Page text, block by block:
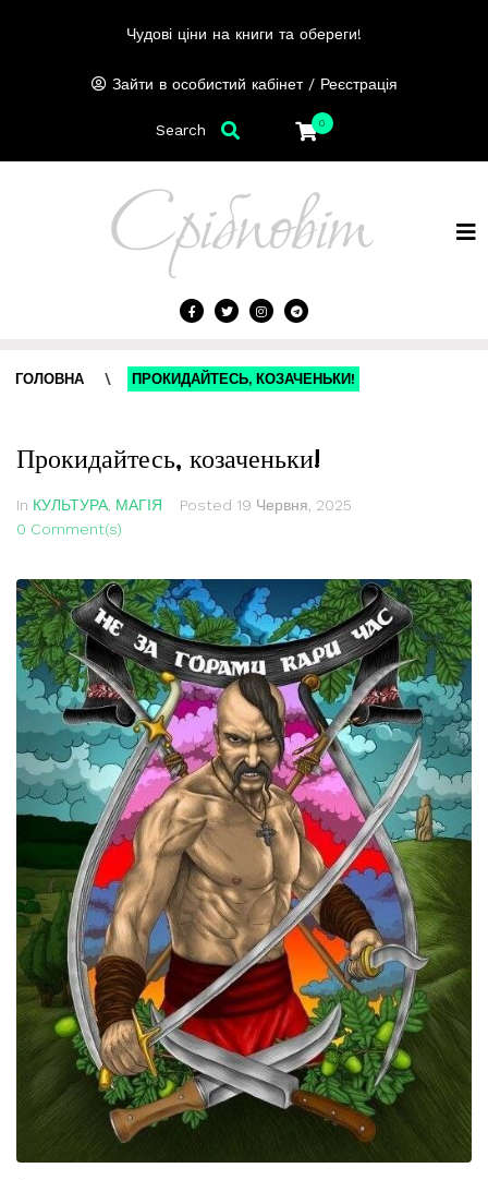
Чудові ціни на книги та обереги!
Зайти в особистий кабінет / Реєстрація
0
Search
ГОЛОВНА \ ПРОКИДАЙТЕСЬ, КОЗАЧЕНЬКИ!
Прокидайтесь, козаченьки!
In КУЛЬТУРА МАГІЯ Posted 19 Червня, 2025
0 Comment(s)